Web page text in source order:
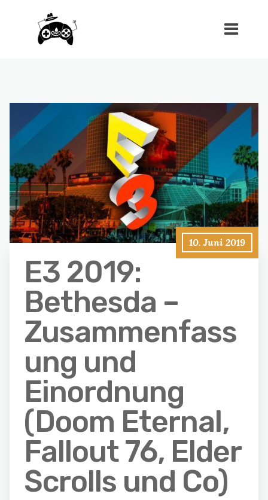
10. Juni 2019
E3 2019:
Bethesda –
Zusammenfass
ung und
Einordnung
(Doom Eternal,
Fallout 76, Elder
Scrolls und Co)